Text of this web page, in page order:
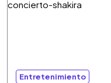
Entretenimiento